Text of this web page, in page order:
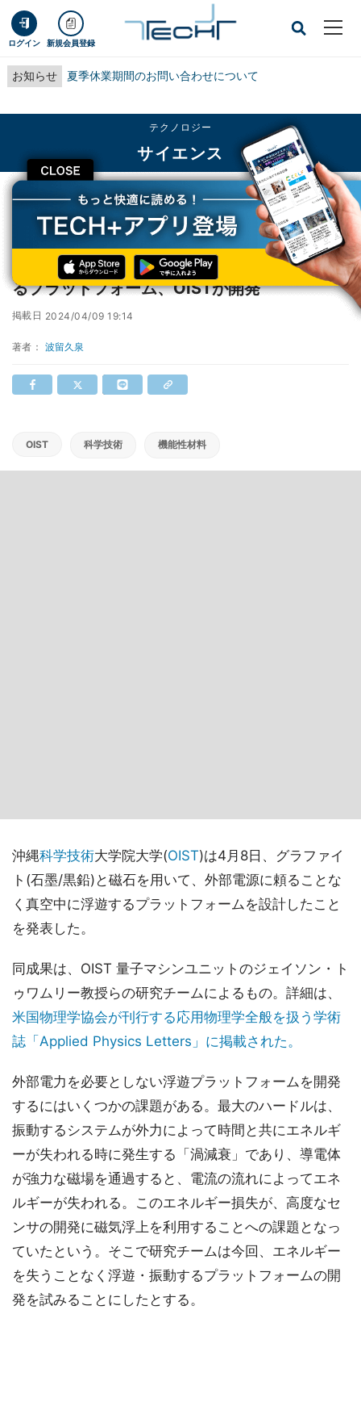
ログイン 新規会員登録
お知らせ 夏季休業期間のお問い合わせについて
CLOSE
テクノロジー
サイエンス
TECH+ テクノロジー
サイエンス
グラファイトを用いた電源不要の磁気浮遊するプラットフォーム、OISTが開発
グラファイトを用いた電源不要の磁気浮遊す
るプラットフォーム、OISTが開発
掲載日 2024/04/09 19:14
著者： 波留久泉
OIST 科学技術 機能性材料
沖縄科学技術大学院大学(OIST)は4月8日、グラファイ
ト(石墨/黒鉛)と磁石を用いて、外部電源に頼ることな
く真空中に浮遊するプラットフォームを設計したこと
を発表した。
同成果は、OIST 量子マシンユニットのジェイソン・ト
ゥワムリー教授らの研究チームによるもの。詳細は、
米国物理学協会が刊行する応用物理学全般を扱う学術
誌「Applied Physics Letters」に掲載された。
外部電力を必要としない浮遊プラットフォームを開発
するにはいくつかの課題がある。最大のハードルは、
振動するシステムが外力によって時間と共にエネルギ
ーが失われる時に発生する「渦減衰」であり、導電体
が強力な磁場を通過すると、電流の流れによってエネ
ルギーが失われる。このエネルギー損失が、高度なセ
ンサの開発に磁気浮上を利用することへの課題となっ
ていたという。そこで研究チームは今回、エネルギー
を失うことなく浮遊・振動するプラットフォームの開
発を試みることにしたとする。